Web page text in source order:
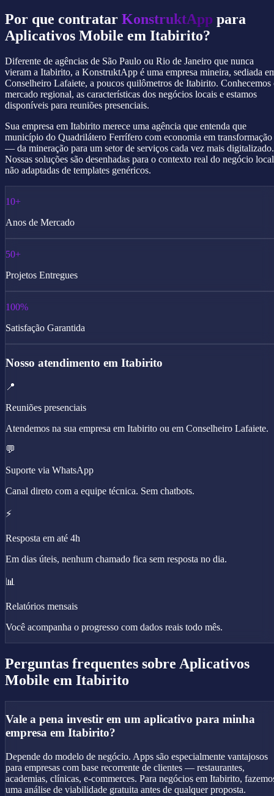
Por que contratar KonstruktApp para
Aplicativos Mobile em Itabirito?
Diferente de agências de São Paulo ou Rio de Janeiro que nunca
vieram a Itabirito, a KonstruktApp é uma empresa mineira, sediada
Conselheiro Lafaiete, a poucos quilômetros de Itabirito. Conhecemos
mercado regional, as características dos negócios locais e estamos
disponíveis para reuniões presenciais.
Sua empresa em Itabirito merece uma agência que entenda que
município do Quadrilátero Ferrífero com economia em transformação
— da mineração para um setor de serviços cada vez mais digitalizado.
Nossas soluções são desenhadas para o contexto real do negócio
não adaptadas de templates genéricos.
10+
Anos de Mercado
50+
Projetos Entregues
100%
Satisfação Garantida
Nosso atendimento em Itabirito
📍
Reuniões presenciais
Atendemos na sua empresa em Itabirito ou em Conselheiro Lafaiete.
💬
Suporte via WhatsApp
Canal direto com a equipe técnica. Sem chatbots.
⚡
Resposta em até 4h
Em dias úteis, nenhum chamado fica sem resposta no dia.
📊
Relatórios mensais
Você acompanha o progresso com dados reais todo mês.
Perguntas frequentes sobre Aplicativos
Mobile em Itabirito
Vale a pena investir em um aplicativo para minha
empresa em Itabirito?
Depende do modelo de negócio. Apps são especialmente vantajosos
para empresas com base recorrente de clientes — restaurantes,
academias, clínicas, e-commerces. Para negócios em Itabirito,
uma análise de viabilidade gratuita antes de qualquer proposta.